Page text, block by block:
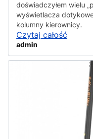
doświadczyłem wielu
wyświetlacza
kolumny kierownicy.
Czytaj całość
admin